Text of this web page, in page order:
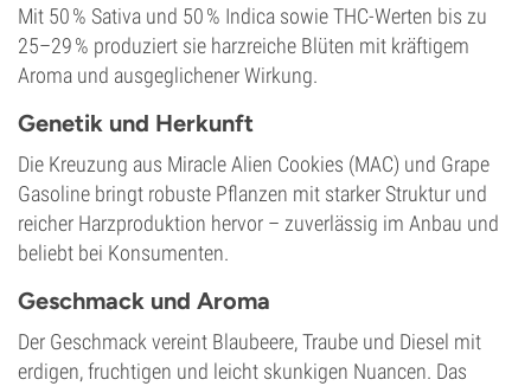
Mit 50 % Sativa und 50 % Indica sowie THC-Werten bis zu
25–29 % produziert sie harzreiche Blüten mit kräftigem
Aroma und ausgeglichener Wirkung.
Genetik und Herkunft
Die Kreuzung aus Miracle Alien Cookies (MAC) und Grape
Gasoline bringt robuste Pflanzen mit starker Struktur und
reicher Harzproduktion hervor – zuverlässig im Anbau und
beliebt bei Konsumenten.
Geschmack und Aroma
Der Geschmack vereint Blaubeere, Traube und Diesel mit
erdigen, fruchtigen und leicht skunkigen Nuancen. Das